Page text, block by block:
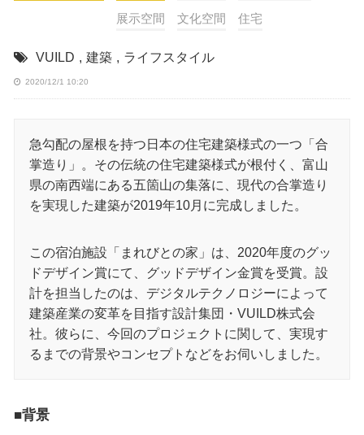
展示空間 文化空間 住宅
VUILD , 建築 , ライフスタイル
2020/12/1 10:20
急勾配の屋根を持つ日本の住宅建築様式の一つ「合
掌造り」。その伝統の住宅建築様式が根付く、富山
県の南西端にある五箇山の集落に、現代の合掌造り
を実現した建築が2019年10月に完成しました。
この宿泊施設「まれびとの家」は、2020年度のグッ
ドデザイン賞にて、グッドデザイン金賞を受賞。設
計を担当したのは、デジタルテクノロジーによって
建築産業の変革を目指す設計集団・VUILD株式会
社。彼らに、今回のプロジェクトに関して、実現す
るまでの背景やコンセプトなどをお伺いしました。
■背景